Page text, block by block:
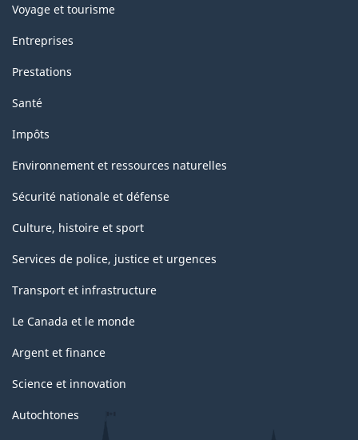
Voyage et tourisme
Entreprises
Prestations
Santé
Impôts
Environnement et ressources naturelles
Sécurité nationale et défense
Culture, histoire et sport
Services de police, justice et urgences
Transport et infrastructure
Le Canada et le monde
Argent et finance
Science et innovation
Autochtones